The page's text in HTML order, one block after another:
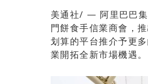
美通社/ — 阿里巴巴集
門餅食手信業商會，
划算的平台推介予更
業開拓全新市場機遇。